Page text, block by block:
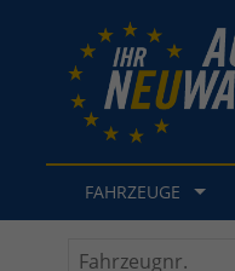
FAHRZEUGE
Fahrzeugnr.